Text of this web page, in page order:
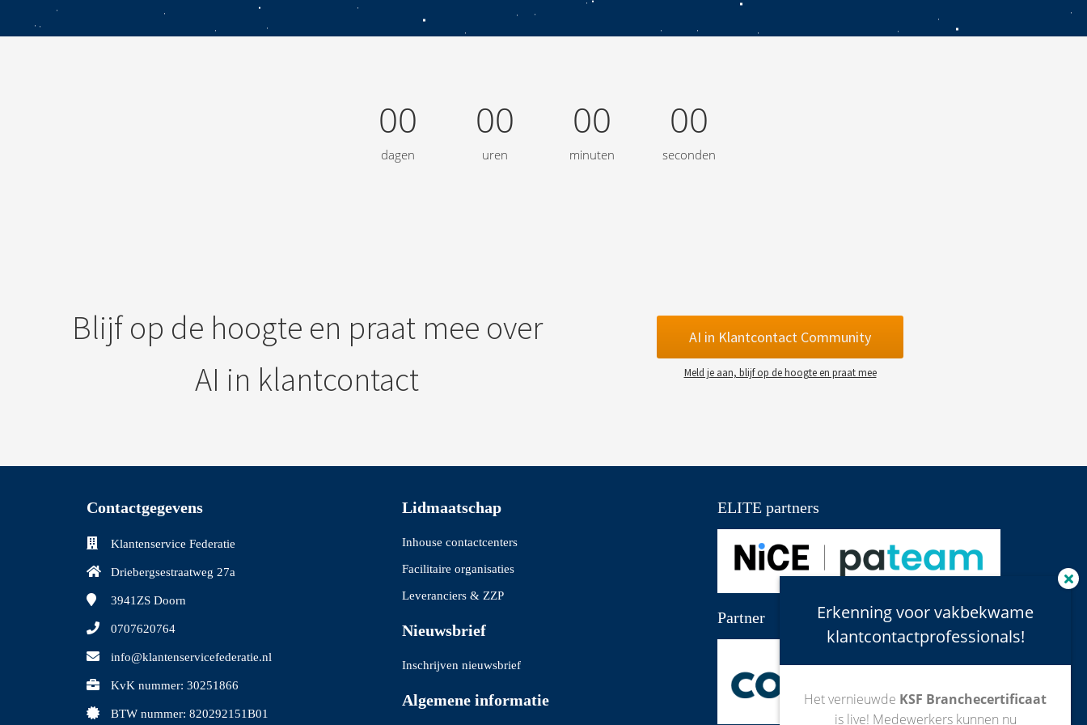
00
dagen
00
uren
00
minuten
00
seconden
Blijf op de hoogte en praat mee over
AI in klantcontact
AI in Klantcontact Community
Meld je aan, blijf op de hoogte en praat mee
Contactgegevens
Klantenservice Federatie
Driebergsestraatweg 27a
3941ZS Doorn
0707620764
info@klantenservicefederatie.nl
KvK nummer: 30251866
BTW nummer: 820292151B01
Lidmaatschap
Inhouse contactcenters
Facilitaire organisaties
Leveranciers & ZZP
Nieuwsbrief
Inschrijven nieuwsbrief
Algemene informatie
ELITE partners
Partner
Erkenning voor vakbekwame
klantcontactprofessionals!
Het vernieuwde KSF Branchecertificaat
is live! Medewerkers kunnen nu